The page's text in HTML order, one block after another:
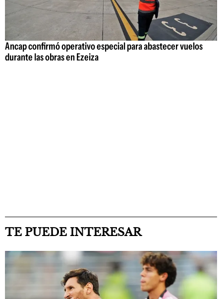
Ancap confirmó operativo especial para abastecer vuelos
durante las obras en Ezeiza
TE PUEDE INTERESAR